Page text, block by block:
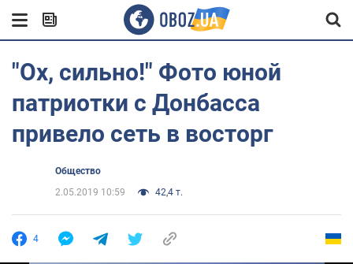
"Ох, сильно!" Фото юной
патриотки с Донбасса
привело сеть в восторг
Общество
2.05.2019 10:59
42,4 т.
4